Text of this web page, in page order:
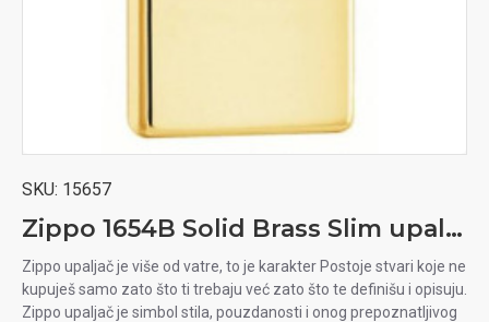
SKU: 15657
Zippo 1654B Solid Brass Slim upaljač
Zippo upaljač je više od vatre, to je karakter Postoje stvari koje ne
kupuješ samo zato što ti trebaju već zato što te definišu i opisuju.
Zippo upaljač je simbol stila, pouzdanosti i onog prepoznatljivog